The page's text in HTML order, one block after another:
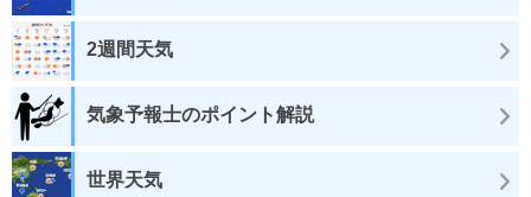
2週間天気
気象予報士のポイント解説
世界天気